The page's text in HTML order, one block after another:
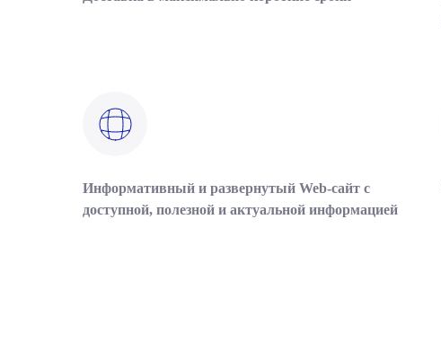
Информативный и развернутый Web-сайт с
доступной, полезной и актуальной информацией